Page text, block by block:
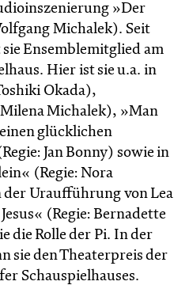
»Der
Michalek). Seit
Ensemblemitglied am
Hier ist sie u.a. in
Okada),
Michalek), »Man
glück­lichen
Jan Bonny) sowie in
(Regie: Nora
der Uraufführung von Lea
(Regie: Bernadette
die Rolle der Pi. In der
sie den Theater­preis der
Schau­spiel­hauses.